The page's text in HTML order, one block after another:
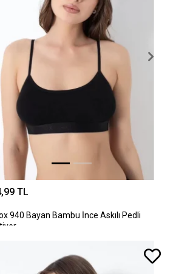
TL
940 Bayan Bambu İnce Askılı Pedli